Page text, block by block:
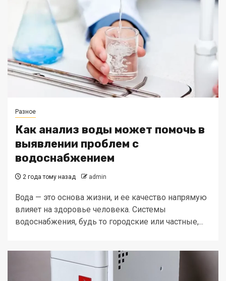
Разное
Как анализ воды может помочь в
выявлении проблем с
водоснабжением
2 года тому назад admin
Вода — это основа жизни, и ее качество напрямую
влияет на здоровье человека. Системы
водоснабжения, будь то городские или частные,...